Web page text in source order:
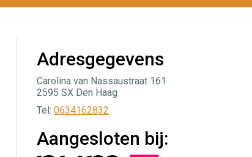
Adresgegevens
Carolina van Nassaustraat 161
2595 SX Den Haag
Tel: 0634162832
Aangesloten bij: